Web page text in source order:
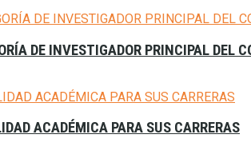
DE INVESTIGADOR PRINCIPAL DEL
ACADÉMICA PARA SUS CARRERAS